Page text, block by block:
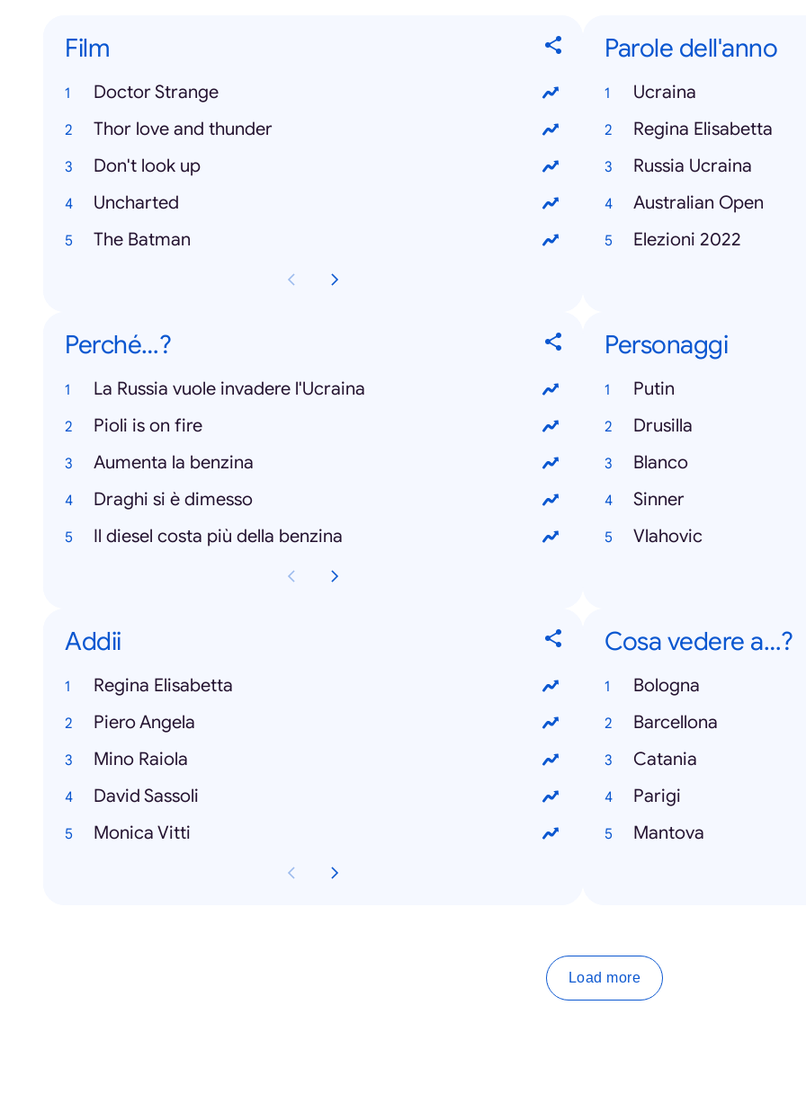
Film
Doctor Strange
Thor love and thunder
Don't look up
Uncharted
The Batman
Parole dell'anno
Ucraina
Regina Elisabetta
Russia Ucraina
Australian Open
Elezioni 2022
Perché…?
La Russia vuole invadere l'Ucraina
Pioli is on fire
Aumenta la benzina
Draghi si è dimesso
Il diesel costa più della benzina
Personaggi
Putin
Drusilla
Blanco
Sinner
Vlahovic
Addii
Regina Elisabetta
Piero Angela
Mino Raiola
David Sassoli
Monica Vitti
Cosa vedere a…?
Bologna
Barcellona
Catania
Parigi
Mantova
Load more